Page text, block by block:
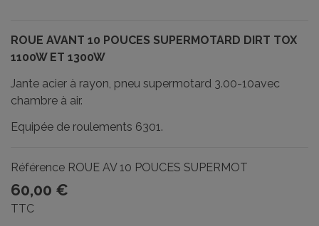
ROUE AVANT 10 POUCES SUPERMOTARD DIRT TOX
1100W ET 1300W
Jante acier à rayon, pneu supermotard 3.00-10avec
chambre à air.
Equipée de roulements 6301.
Référence ROUE AV 10 POUCES SUPERMOT
60,00 €
TTC